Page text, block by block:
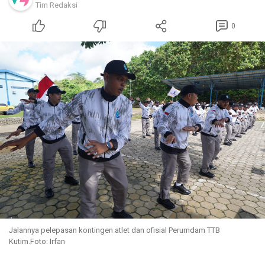
Tim Redaksi
0
Jalannya pelepasan kontingen atlet dan ofisial Perumdam TTB
Kutim.Foto: Irfan